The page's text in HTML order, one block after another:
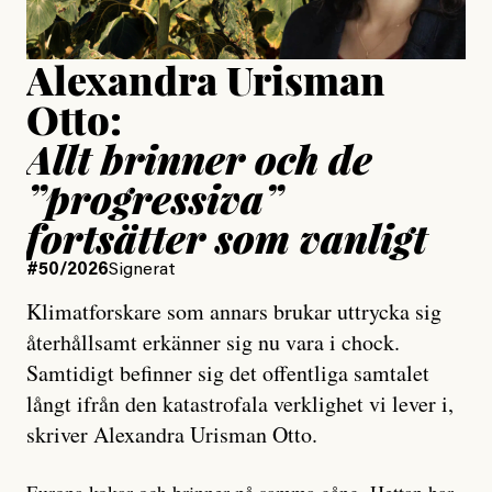
Alexandra Urisman
Otto:
Allt brinner och de
”progressiva”
fortsätter som vanligt
#50/2026Signerat
Klimatforskare som annars brukar uttrycka sig
återhållsamt erkänner sig nu vara i chock.
Samtidigt befinner sig det offentliga samtalet
långt ifrån den katastrofala verklighet vi lever i,
skriver Alexandra Urisman Otto.